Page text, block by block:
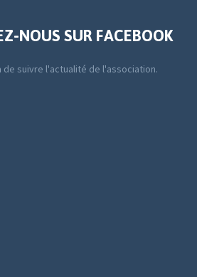
NOUS SUR FACEBOOK
de suivre l'actualité de l'association.